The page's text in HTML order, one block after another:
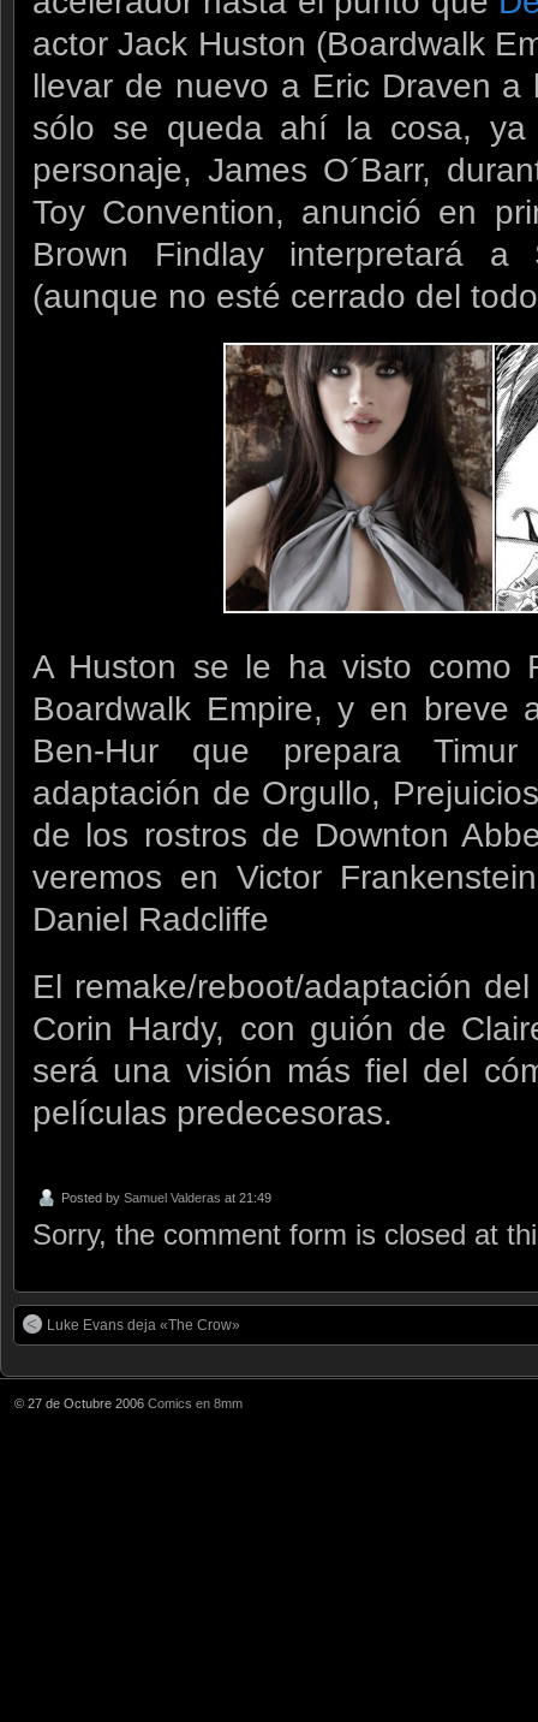
actor Jack Huston (Boardwalk
llevar de nuevo a Eric Draven
sólo se queda ahí la cosa,
personaje, James O´Barr,
Toy Convention, anunció en
Brown Findlay interpretará
(aunque no esté cerrado del
A Huston se le ha visto como
Boardwalk Empire, y en breve
Ben-Hur que prepara
adaptación de Orgullo,
de los rostros de Downton
veremos en Victor
Daniel Radcliffe
El remake/reboot/adaptación
Corin Hardy, con guión de
será una visión más fiel del
películas predecesoras.
Posted by Samuel Valderas at 21:49
Sorry, the comment form is closed at
Luke Evans deja «The Crow»
© 27 de Octubre 2006 Comics en 8mm